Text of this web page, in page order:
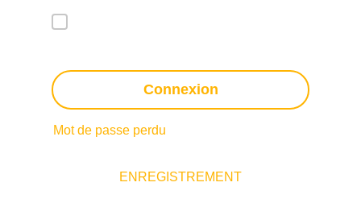
Connexion
Mot de passe perdu
ENREGISTREMENT